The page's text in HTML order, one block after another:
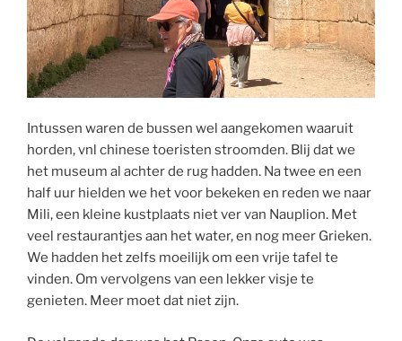
Intussen waren de bussen wel aangekomen waaruit
horden, vnl chinese toeristen stroomden. Blij dat we
het museum al achter de rug hadden. Na twee en een
half uur hielden we het voor bekeken en reden we naar
Mili, een kleine kustplaats niet ver van Nauplion. Met
veel restaurantjes aan het water, en nog meer Grieken.
We hadden het zelfs moeilijk om een vrije tafel te
vinden. Om vervolgens van een lekker visje te
genieten. Meer moet dat niet zijn.